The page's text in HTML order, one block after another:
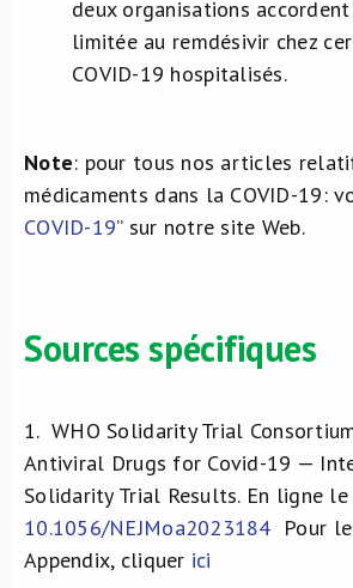
deux organisations
limitée au remdésivir chez
COVID-19 hospitalisés.
Note: pour tous nos articles
médicaments dans la COVID-19:
COVID-19” sur notre site Web.
Sources spécifiques
1. WHO Solidarity Trial
Antiviral Drugs for Covid-19 —
Solidarity Trial Results. En ligne
10.1056/NEJMoa2023184 Pour
Appendix, cliquer ici